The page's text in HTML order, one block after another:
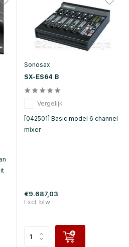
Sonosax
SX-ES64 B
Vergelijk
[042501] Basic model 6 channel
mixer
€9.687,03
Excl. btw